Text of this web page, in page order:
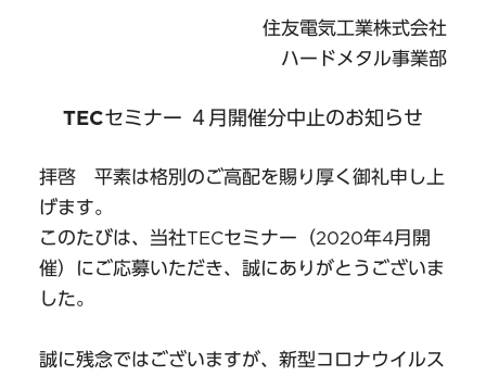
住友電気工業株式会社
ハードメタル事業部
TECセミナー ４月開催分中止のお知らせ
拝啓 平素は格別のご高配を賜り厚く御礼申し上
げます。
このたびは、当社TECセミナー（2020年4月開
催）にご応募いただき、誠にありがとうございま
した。
誠に残念ではございますが、新型コロナウイルス